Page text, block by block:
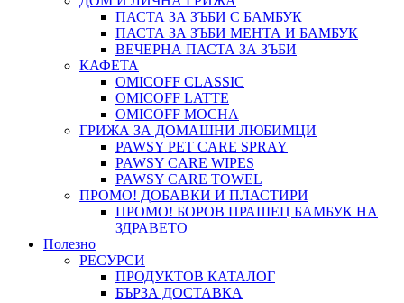
ПАСТА ЗА ЗЪБИ С БАМБУК
ПАСТА ЗА ЗЪБИ МЕНТА И БАМБУК
ВЕЧЕРНА ПАСТА ЗА ЗЪБИ
КАФЕТА
OMICOFF CLASSIC
OMICOFF LATTE
OMICOFF MOCHA
ГРИЖА ЗА ДОМАШНИ ЛЮБИМЦИ
PAWSY PET CARE SPRAY
PAWSY CARE WIPES
PAWSY CARE TOWEL
ПРОМО! ДОБАВКИ И ПЛАСТИРИ
ПРОМО! БОРОВ ПРАШЕЦ БАМБУК НА
ЗДРАВЕТО
Полезно
РЕСУРСИ
ПРОДУКТОВ КАТАЛОГ
БЪРЗА ДОСТАВКА